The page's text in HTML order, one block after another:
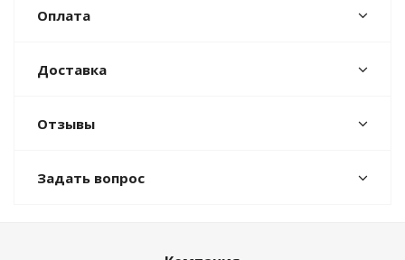
Оплата
Доставка
Отзывы
Задать вопрос